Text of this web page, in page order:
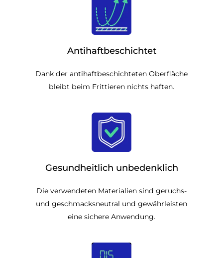
Antihaftbeschichtet
Dank der antihaftbeschichteten Oberfläche
bleibt beim Frittieren nichts haften.
Gesundheitlich unbedenklich
Die verwendeten Materialien sind geruchs-
und geschmacksneutral und gewährleisten
eine sichere Anwendung.